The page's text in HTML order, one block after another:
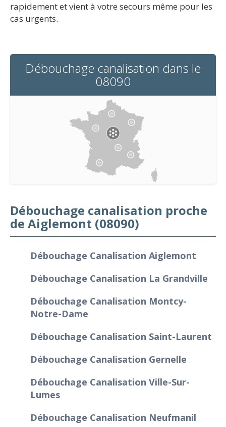
rapidement et vient à votre secours même pour les
cas urgents.
Débouchage canalisation dans le
08090
Débouchage canalisation proche
de Aiglemont (08090)
Débouchage Canalisation Aiglemont
Débouchage Canalisation La Grandville
Débouchage Canalisation Montcy-
Notre-Dame
Débouchage Canalisation Saint-Laurent
Débouchage Canalisation Gernelle
Débouchage Canalisation Ville-Sur-
Lumes
Débouchage Canalisation Neufmanil